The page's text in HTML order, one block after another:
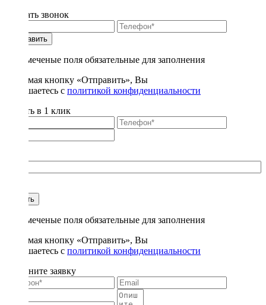
Заказать звонок
Отправить
* - отмеченые поля обязательные для заполнения
Нажимая кнопку «Отправить», Вы
соглашаетесь с политикой конфиденциальности
Купить в 1 клик
Купить
* - отмеченые поля обязательные для заполнения
Нажимая кнопку «Отправить», Вы
соглашаетесь с политикой конфиденциальности
Заполните заявку